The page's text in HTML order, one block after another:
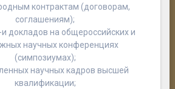
контрактам (договорам,
соглашениям);
докладов на общероссийских и
научных конференциях
(симпозиумах);
научных кадров высшей
квалификации;